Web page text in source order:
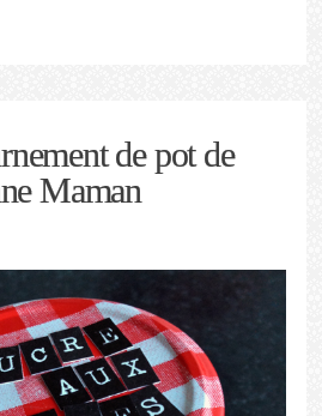
de pot de
Maman